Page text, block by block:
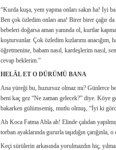
“Kurda kuşa, yem yapma onları sakın ha! İyi
Ben çok özledim onları ana! Birer birer çağır
bebeleri doğarsa aman yanında ol, kurtlar
koştursunlar. Çok özledim kızlarımı
öğretmenine, babam nasıl, kardeşlerim nasıl,
cevap beklerim.”
HELÂL ET O DÜRÜMÜ BANA
Ana yüreği bu, huzursuz olmaz mı? Günlerce
beni kaç gez “Ne zaman gelecek?” diye.
bakarken gülümsemiş, mutlu olmuş, “İyi ki
Ah Koca Fatma Abla ah! Elinde çalıdan
torban ayaklarında gururla taşıdığın
Keçi sürülerin arkasında yorulmazdın hiç,